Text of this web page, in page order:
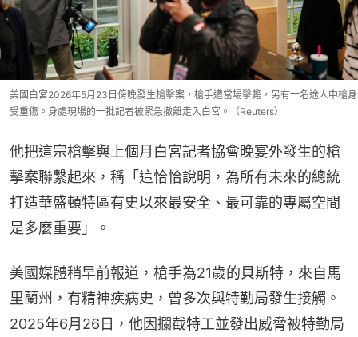
美國白宮2026年5月23日傍晚發生槍擊案，槍手遭當場擊斃，另有一名途人中槍身
受重傷。身處現場的一批記者被緊急撤離走入白宮。（Reuters）
他把這宗槍擊與上個月白宮記者協會晚宴外發生的槍
擊案聯繫起來，稱「這恰恰說明，為所有未來的總統
打造華盛頓特區有史以來最安全、最可靠的專屬空間
是多麼重要」。
美國媒體稍早前報道，槍手為21歲的貝斯特，來自馬
里蘭州，有精神疾病史，曾多次與特勤局發生接觸。
2025年6月26日，他因攔截特工並發出威脅被特勤局